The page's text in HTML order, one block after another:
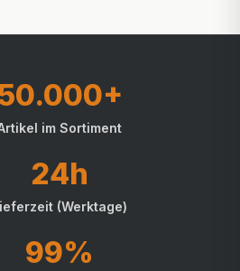
im Sortiment
24h
(Werktage)
99%